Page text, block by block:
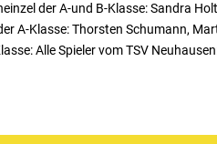
der A-und B-Klasse: Sandra
A-Klasse: Thorsten Schumann,
Alle Spieler vom TSV